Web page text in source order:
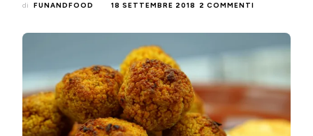
di FUNANDFOOD 18 SETTEMBRE 2018 2 COMMENTI
COUS
AL
FORNO,
E
RICICLOSE